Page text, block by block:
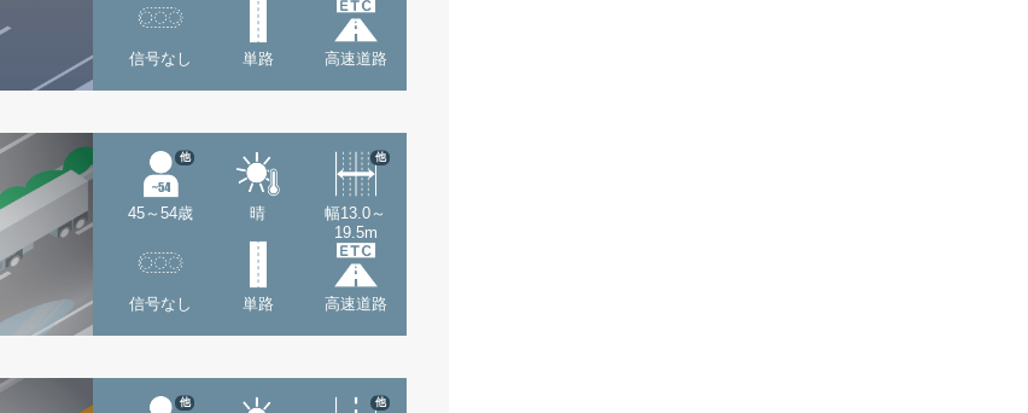
信号なし 単路 高速道路
45～54歳
他
晴
幅13.0～
19.5m
他
信号なし 単路 高速道路
他 他